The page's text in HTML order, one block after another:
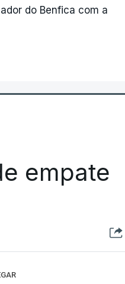
do Benfica com a
empate